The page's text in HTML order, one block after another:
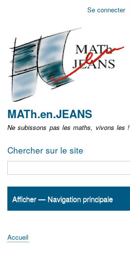
Aller
non
identifié
Se connecter
MATh.en.JEANS
Ne subissons pas les maths, vivons les !
Chercher sur le site
Navigation
Afficher — Navigation principale
Accueil
ActualitésMATh.en.JEANS ?
Régions et Ateliers
Créer, gérer un atelier
Sujets/Publications
Congrès
Accueil